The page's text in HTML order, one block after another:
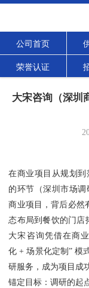
公司首页
荣誉认证
大宋咨询（深圳
在商业项目从规划
的环节（深圳市场
商业项目，背后必
态布局到餐饮的门店
大宋咨询凭借在商
化 + 场景化定制” 模
研服务，成为项目成
锚定目标：调研的起